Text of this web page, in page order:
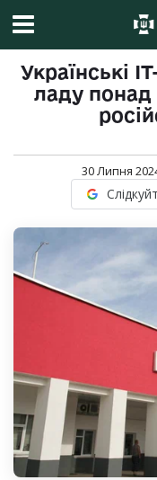
Українські
ладу понад
30 Липня